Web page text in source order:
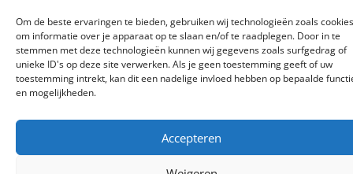
Om de beste ervaringen te bieden, gebruiken wij technologieën zoals cookies
om informatie over je apparaat op te slaan en/of te raadplegen. Door in te
stemmen met deze technologieën kunnen wij gegevens zoals surfgedrag of
unieke ID's op deze site verwerken. Als je geen toestemming geeft of uw
toestemming intrekt, kan dit een nadelige invloed hebben op bepaalde
en mogelijkheden.
Accepteren